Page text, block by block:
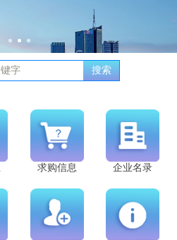
搜索
求购信息 企业名录